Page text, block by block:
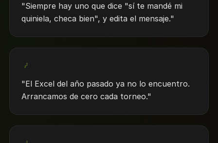
"Siempre hay uno que dice "sí te mandé mi
quiniela, checa bien", y edita el mensaje."
"El Excel del año pasado ya no lo encuentro.
Arrancamos de cero cada torneo."